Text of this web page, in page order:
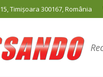
Timișoara 300167, România